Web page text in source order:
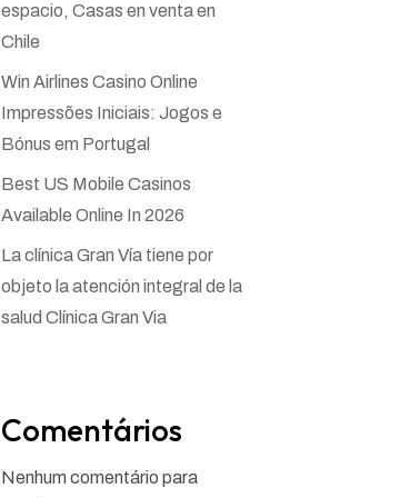
espacio, Casas en venta en
Chile
Win Airlines Casino Online
Impressões Iniciais: Jogos e
Bónus em Portugal
Best US Mobile Casinos
Available Online In 2026
La clínica Gran Vía tiene por
objeto la atención integral de la
salud Clínica Gran Via
Comentários
Nenhum comentário para